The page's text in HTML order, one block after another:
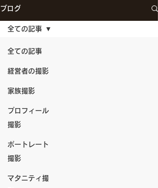
ブログ
全ての記事
経営者の撮影
家族撮影
プロフィール
撮影
ポートレート
撮影
マタニティ撮
全ての記事